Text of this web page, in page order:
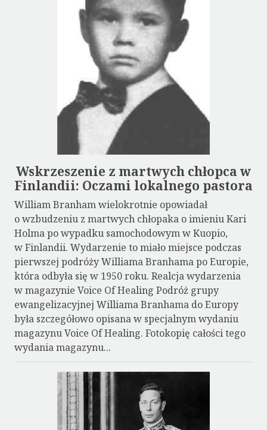
Wskrzeszenie z martwych chłopca w
Finlandii: Oczami lokalnego pastora
William Branham wielokrotnie opowiadał
o wzbudzeniu z martwych chłopaka o imieniu Kari
Holma po wypadku samochodowym w Kuopio,
w Finlandii. Wydarzenie to miało miejsce podczas
pierwszej podróży Williama Branhama po Europie,
która odbyła się w 1950 roku. Realcja wydarzenia
w magazynie Voice Of Healing Podróż grupy
ewangelizacyjnej Williama Branhama do Europy
była szczegółowo opisana w specjalnym wydaniu
magazynu Voice Of Healing. Fotokopię całości tego
wydania magazynu...